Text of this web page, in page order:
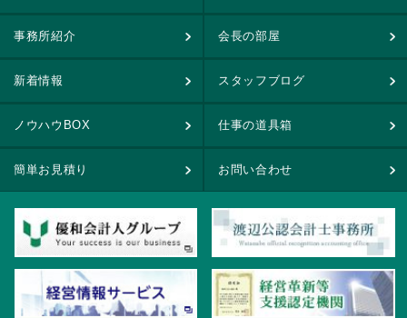
事務所紹介 会長の部屋
新着情報 スタッフブログ
ノウハウBOX 仕事の道具箱
簡単お見積り お問い合わせ